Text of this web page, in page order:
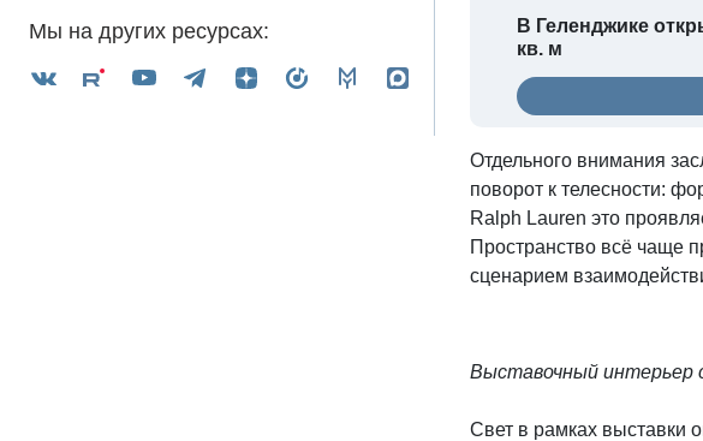
Мы на других ресурсах:
В Геленджике
кв. м
Отдельного внимания
поворот к телесности:
Ralph Lauren это
Пространство всё чаще
сценарием
Выставочный интерьер
Свет в рамках выставки